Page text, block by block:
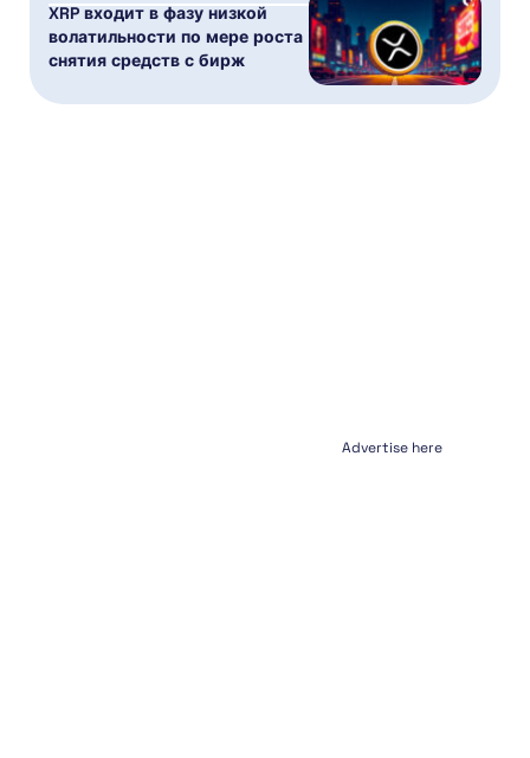
XRP входит в фазу низкой
волатильности по мере роста
снятия средств с бирж
Advertise here